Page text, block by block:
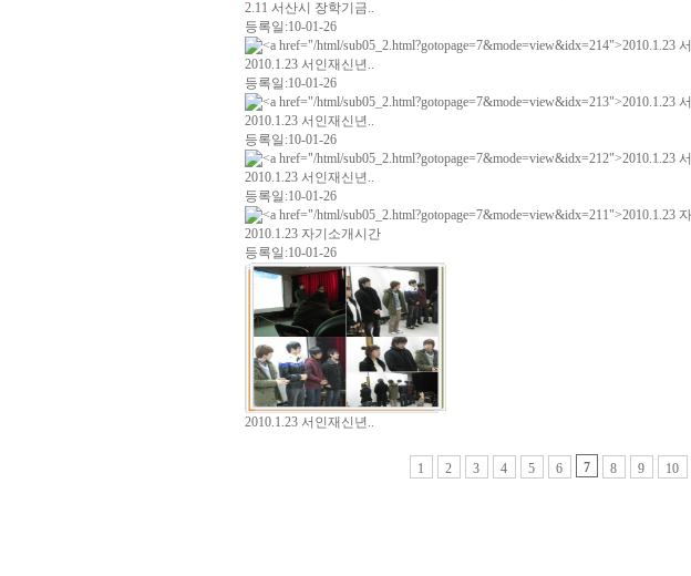
2.11 서산시 장학기금..
등록일:10-01-26
2010.1.23 서인재신년..
등록일:10-01-26
2010.1.23 서인재신년..
등록일:10-01-26
2010.1.23 서인재신년..
등록일:10-01-26
2010.1.23 자기소개시간
등록일:10-01-26
2010.1.23 서인재신년..
1 2 3 4 5 6 7 8 9 10